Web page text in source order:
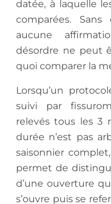
datée, à laquelle
comparées.
aucune
désordre ne peut
quoi comparer la
Lorsqu’un
suivi par
relevés tous les 3
durée n’est pas
saisonnier
permet de
d’une ouverture
s’ouvre puis se